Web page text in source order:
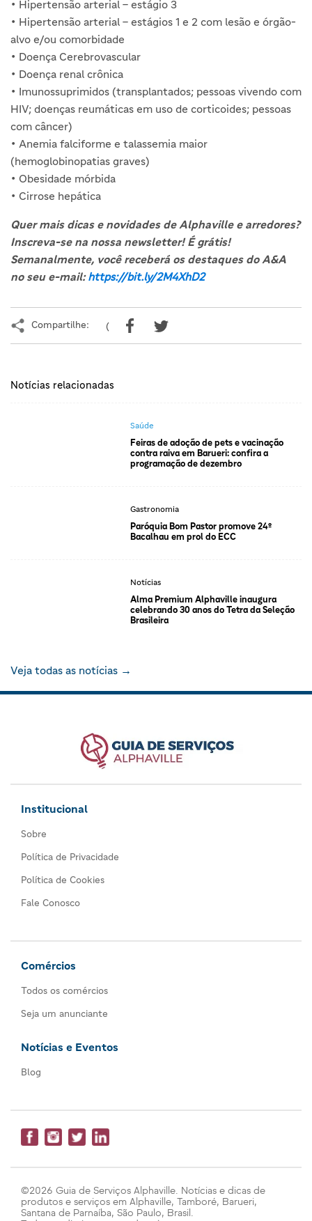
• Hipertensão arterial – estágio 3
• Hipertensão arterial – estágios 1 e 2 com lesão e órgão-
alvo e/ou comorbidade
• Doença Cerebrovascular
• Doença renal crônica
• Imunossuprimidos (transplantados; pessoas vivendo com
HIV; doenças reumáticas em uso de corticoides; pessoas
com câncer)
• Anemia falciforme e talassemia maior
(hemoglobinopatias graves)
• Obesidade mórbida
• Cirrose hepática
Quer mais dicas e novidades de Alphaville e arredores?
Inscreva-se na nossa newsletter! É grátis!
Semanalmente, você receberá os destaques do A&A
no seu e-mail:https://bit.ly/2M4XhD2
Compartilhe: (
Notícias relacionadas
Saúde
Feiras de adoção de pets e vacinação
contra raiva em Barueri: confira a
programação de dezembro
Gastronomia
Paróquia Bom Pastor promove 24º
Bacalhau em prol do ECC
Notícias
Alma Premium Alphaville inaugura
celebrando 30 anos do Tetra da Seleção
Brasileira
Veja todas as notícias →
Institucional
Sobre
Política de Privacidade
Política de Cookies
Fale Conosco
Comércios
Todos os comércios
Seja um anunciante
Notícias e Eventos
Blog
©2026 Guia de Serviços Alphaville. Notícias e dicas de
produtos e serviços em Alphaville, Tamboré, Barueri,
Santana de Parnaíba, São Paulo, Brasil.